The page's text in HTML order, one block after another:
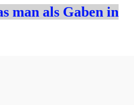
man als Gaben in